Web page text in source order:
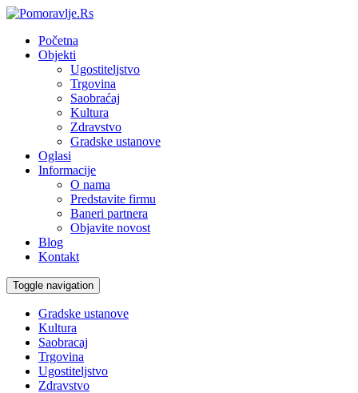
Početna
Objekti
Ugostiteljstvo
Trgovina
Saobraćaj
Kultura
Zdravstvo
Gradske ustanove
Oglasi
Informacije
O nama
Predstavite firmu
Baneri partnera
Objavite novost
Blog
Kontakt
Toggle navigation
Gradske ustanove
Kultura
Saobracaj
Trgovina
Ugostiteljstvo
Zdravstvo